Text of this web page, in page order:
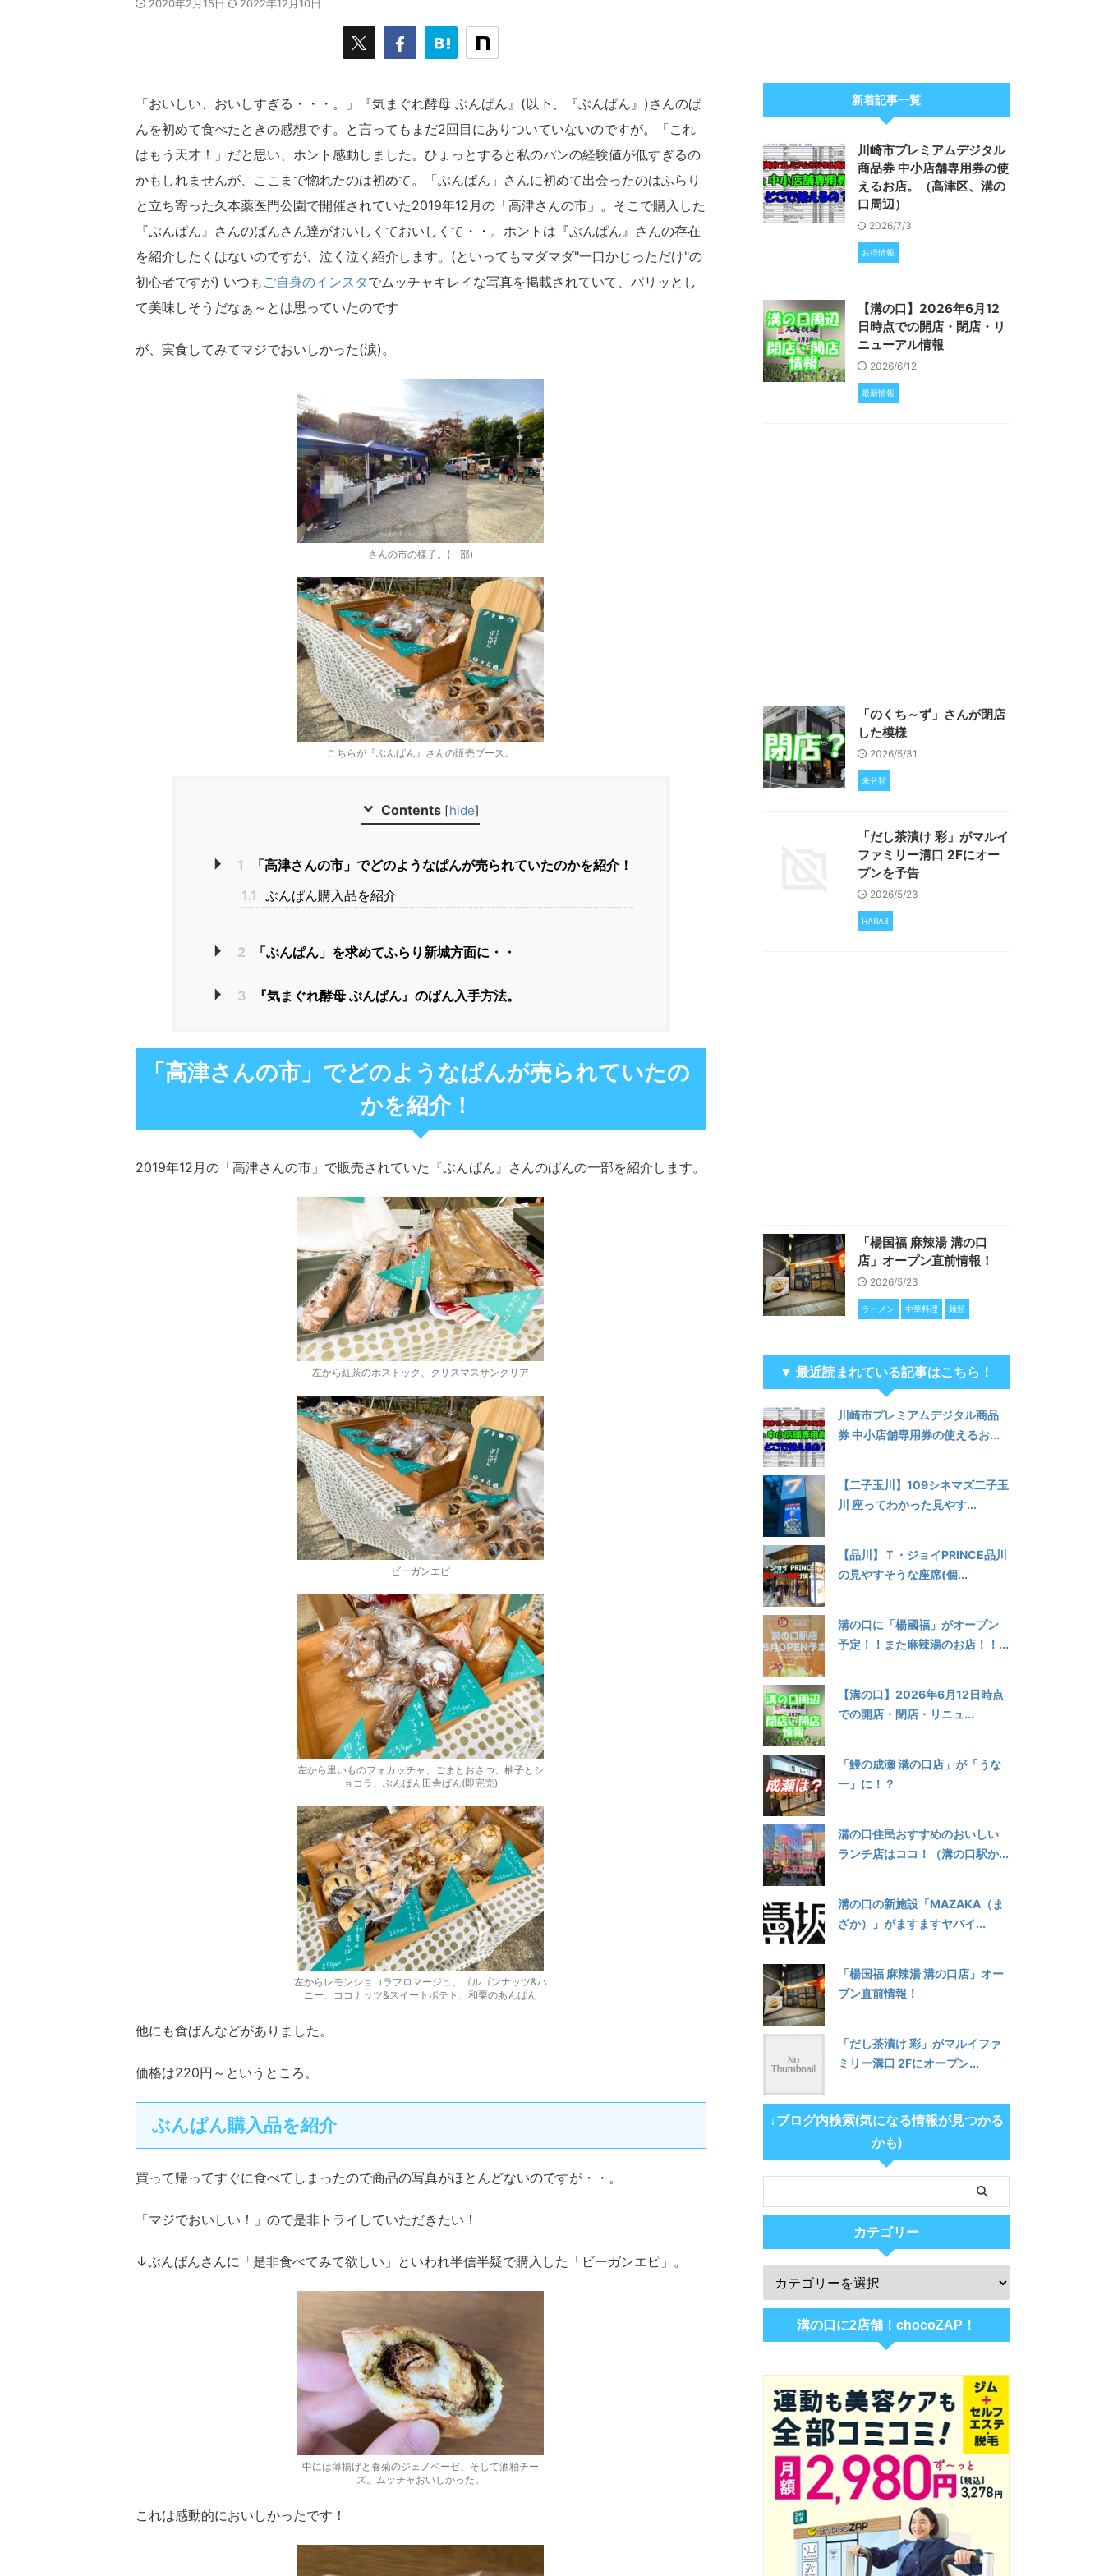
2020年2月15日 2022年12月10日
「おいしい、おいしすぎる・・・。」『気まぐれ酵母 ぶんぱん』(以下、『ぶんぱん』)さんのぱ
んを初めて食べたときの感想です。と言ってもまだ2回目にありついていないのですが。「これ
はもう天才！」だと思い、ホント感動しました。ひょっとすると私のパンの経験値が低すぎるの
かもしれませんが、ここまで惚れたのは初めて。「ぶんぱん」さんに初めて出会ったのはふらり
と立ち寄った久本薬医門公園で開催されていた2019年12月の「高津さんの市」。そこで購入した
『ぶんぱん』さんのばんさん達がおいしくておいしくて・・。ホントは『ぶんぱん』さんの存在
を紹介したくはないのですが、泣く泣く紹介します。(といってもマダマダ"一口かじっただけ"の
初心者ですが) いつも ご自身のインスタ でムッチャキレイな写真を掲載されていて、パリッとし
て美味しそうだなぁ～とは思っていたのです
が、実食してみてマジでおいしかった(涙)。
さんの市の様子。(一部)
こちらが『ぶんぱん』さんの販売ブース。
Contents [hide]
1
「高津さんの市」でどのようなぱんが売られていたのかを紹介！
1.1 ぶんぱん購入品を紹介
2 「ぶんぱん」を求めてふらり新城方面に・・
3 『気まぐれ酵母 ぶんぱん』のぱん入手方法。
「高津さんの市」でどのようなぱんが売られていたの
かを紹介！
2019年12月の「高津さんの市」で販売されていた『ぶんぱん』さんのぱんの一部を紹介します。
左から紅茶のボストック、クリスマスサングリア
ビーガンエピ
左から里いものフォカッチャ、ごまとおさつ、柚子とシ
ョコラ、ぶんぱん田舎ぱん(即完売)
左からレモンショコラフロマージュ、ゴルゴンナッツ&ハ
ニー、ココナッツ&スイートポテト、和栗のあんぱん
他にも食ぱんなどがありました。
価格は220円～というところ。
ぶんぱん購入品を紹介
買って帰ってすぐに食べてしまったので商品の写真がほとんどないのですが・・。
「マジでおいしい！」ので是非トライしていただきたい！
↓ぶんぱんさんに「是非食べてみて欲しい」といわれ半信半疑で購入した「ビーガンエピ」。
中には薄揚げと春菊のジェノベーゼ、そして酒粕チー
ズ。ムッチャおいしかった。
これは感動的においしかったです！
新着記事一覧
川崎市プレミアムデジタル
商品券 中小店舗専用券の使
えるお店。（高津区、溝の
口周辺）
2026/7/3
お得情報
【溝の口】2026年6月12
日時点での開店・閉店・リ
ニューアル情報
2026/6/12
最新情報
「のくち～ず」さんが閉店
した模様
2026/5/31
未分類
「だし茶漬け 彩」がマルイ
ファミリー溝口 2Fにオー
プンを予告
2026/5/23
HARA8
「楊国福 麻辣湯 溝の口
店」オープン直前情報！
2026/5/23
ラーメン 中華料理 麺類
▼ 最近読まれている記事はこちら！
川崎市プレミアムデジタル商品
券 中小店舗専用券の使えるお...
【二子玉川】109シネマズ二子玉
川 座ってわかった見やす...
【品川】Ｔ・ジョイPRINCE品川
の見やすそうな座席(個...
溝の口に「楊國福」がオープン
予定！！また麻辣湯のお店！！...
【溝の口】2026年6月12日時点
での開店・閉店・リニュ...
「鰻の成瀬 溝の口店」が「うな
一」に！？
溝の口住民おすすめのおいしい
ランチ店はココ！（溝の口駅か...
溝の口の新施設「MAZAKA（ま
ざか）」がますますヤバイ...
「楊国福 麻辣湯 溝の口店」オー
プン直前情報！
「だし茶漬け 彩」がマルイファ
ミリー溝口 2Fにオープン...
↓ブログ内検索(気になる情報が見つかる
かも)
カテゴリー
溝の口に2店舗！chocoZAP！